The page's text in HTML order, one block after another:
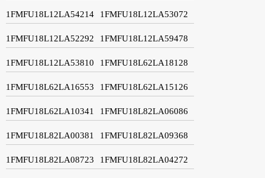
1FMFU18L12LA54214 1FMFU18L12LA53072
1FMFU18L12LA52292 1FMFU18L12LA59478
1FMFU18L12LA53810 1FMFU18L62LA18128
1FMFU18L62LA16553 1FMFU18L62LA15126
1FMFU18L62LA10341 1FMFU18L82LA06086
1FMFU18L82LA00381 1FMFU18L82LA09368
1FMFU18L82LA08723 1FMFU18L82LA04272